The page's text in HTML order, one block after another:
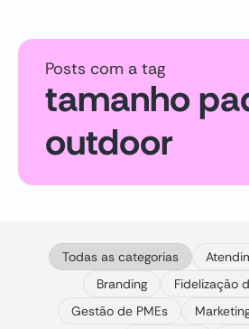
Posts com a tag
tamanho
outdoor
Todas as categorias
Branding
Fidelização
Gestão de PMEs